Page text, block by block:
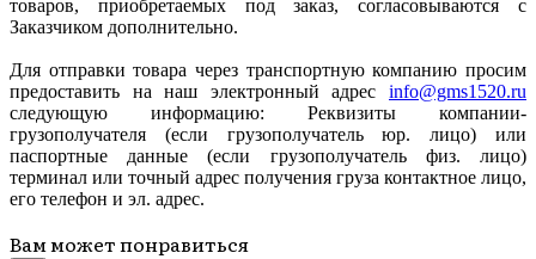
товаров, приобретаемых под заказ, согласовываются с
Заказчиком дополнительно.
Для отправки товара через транспортную компанию просим
предоставить на наш электронный адрес info@gms1520.ru
следующую информацию: Реквизиты компании-
грузополучателя (если грузополучатель юр. лицо) или
паспортные данные (если грузополучатель физ. лицо)
терминал или точный адрес получения груза контактное лицо,
его телефон и эл. адрес.
Вам может понравиться